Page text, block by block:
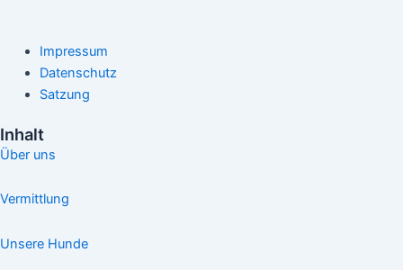
Impressum
Datenschutz
Satzung
Inhalt
Über uns
Vermittlung
Unsere Hunde